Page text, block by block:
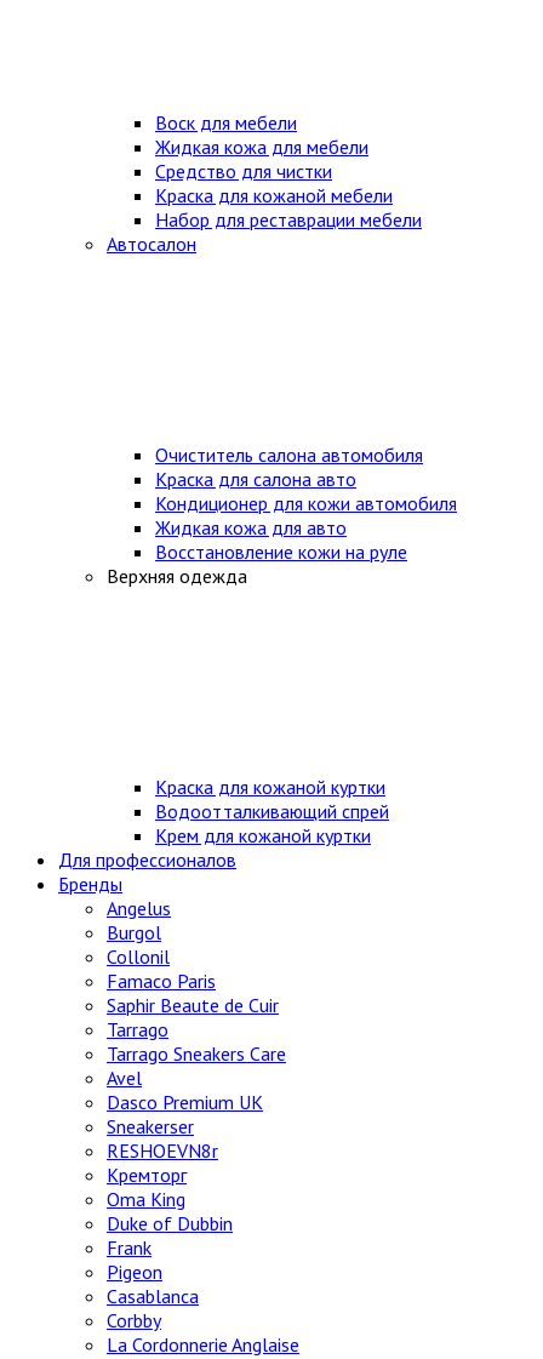
Воск для мебели
Жидкая кожа для мебели
Средство для чистки
Краска для кожаной мебели
Набор для реставрации мебели
Автосалон
Очиститель салона автомобиля
Краска для салона авто
Кондиционер для кожи автомобиля
Жидкая кожа для авто
Восстановление кожи на руле
Верхняя одежда
Краска для кожаной куртки
Водоотталкивающий спрей
Крем для кожаной куртки
Для профессионалов
Бренды
Angelus
Burgol
Collonil
Famaco Paris
Saphir Beaute de Cuir
Tarrago
Tarrago Sneakers Care
Avel
Dasco Premium UK
Sneakerser
RESHOEVN8r
Кремторг
Oma King
Duke of Dubbin
Frank
Pigeon
Casablanca
Corbby
La Cordonnerie Anglaise